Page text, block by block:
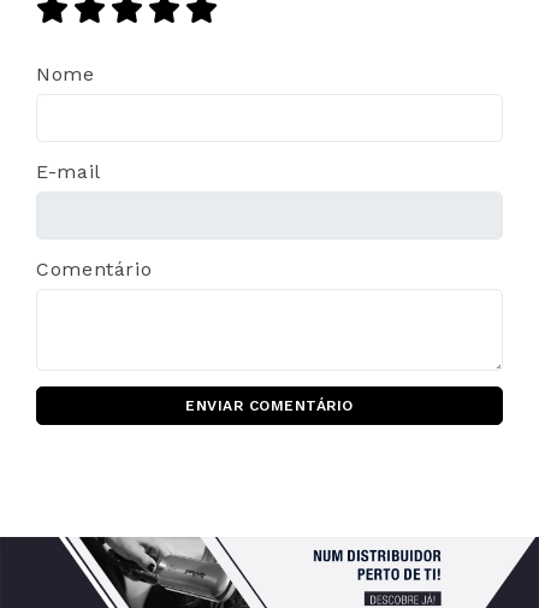
Nome
E-mail
Comentário
ENVIAR COMENTÁRIO